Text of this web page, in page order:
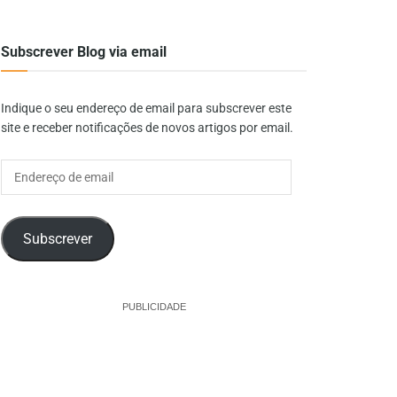
Subscrever Blog via email
Indique o seu endereço de email para subscrever este
site e receber notificações de novos artigos por email.
Subscrever
PUBLICIDADE